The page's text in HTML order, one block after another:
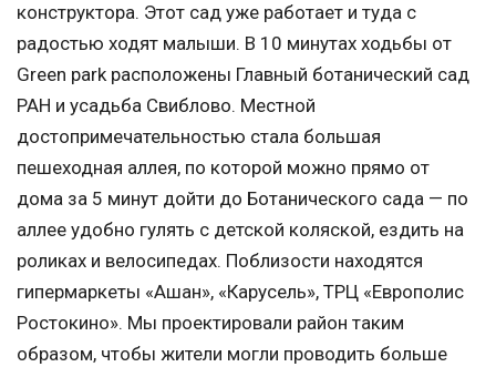
конструктора. Этот сад уже работает и туда с
радостью ходят малыши. В 10 минутах ходьбы от
Green park расположены Главный ботанический сад
РАН и усадьба Свиблово. Местной
достопримечательностью стала большая
пешеходная аллея, по которой можно прямо от
дома за 5 минут дойти до Ботанического сада — по
аллее удобно гулять с детской коляской, ездить на
роликах и велосипедах. Поблизости находятся
гипермаркеты «Ашан», «Карусель», ТРЦ «Европолис
Ростокино». Мы проектировали район таким
образом, чтобы жители могли проводить больше